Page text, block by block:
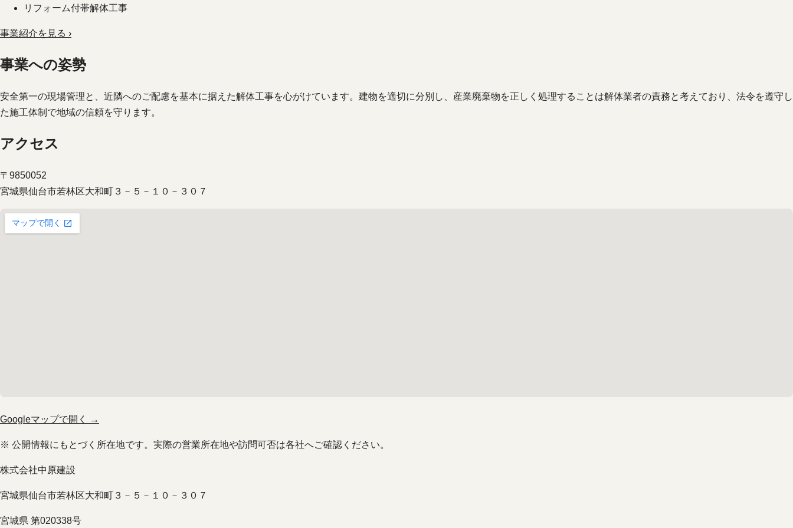
リフォーム付帯解体工事
事業紹介を見る ›
事業への姿勢
安全第一の現場管理と、近隣へのご配慮を基本に据えた解体工事を心がけています。建物を適切に分別し、産業廃棄物を正しく処理することは解体業者の責務と考えており、法令を遵守し
た施工体制で地域の信頼を守ります。
アクセス
〒9850052
宮城県仙台市若林区大和町３－５－１０－３０７
Googleマップで開く →
※ 公開情報にもとづく所在地です。実際の営業所在地や訪問可否は各社へご確認ください。
株式会社中原建設
宮城県仙台市若林区大和町３－５－１０－３０７
宮城県 第020338号